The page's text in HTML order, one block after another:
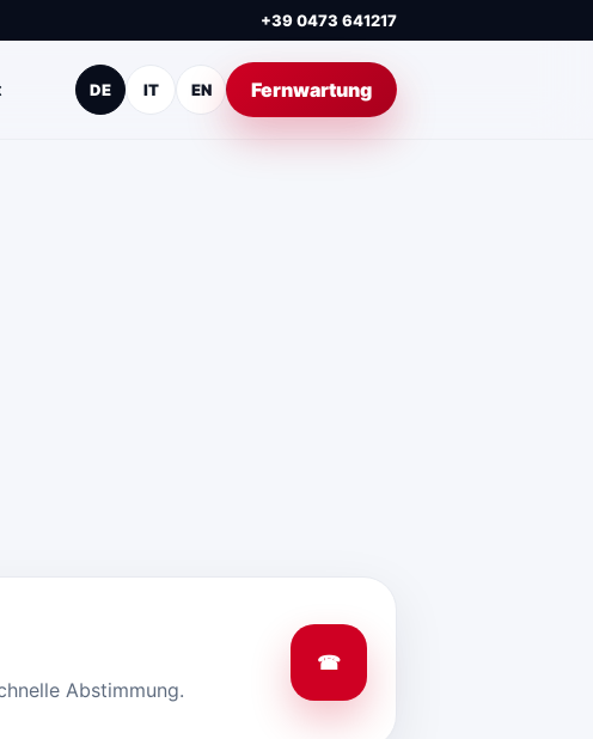
+39 0473 641217
DE IT EN Fernwartung
Abstimmung.
☎